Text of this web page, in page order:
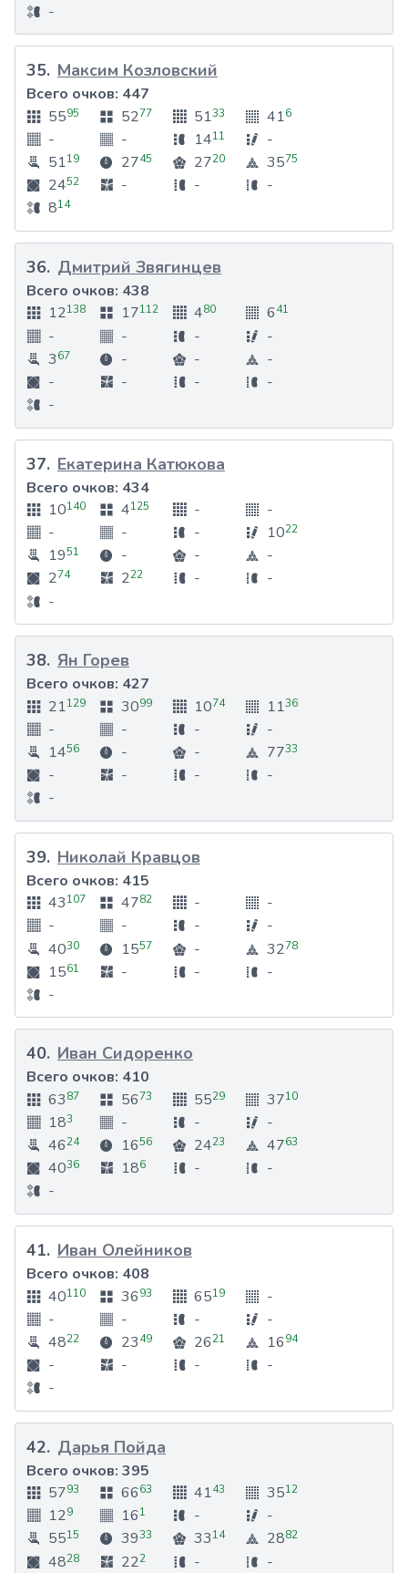
-
35. Максим Козловский
Всего очков: 447
5595 5277 5133 416
- - 1411
-
5119 2745 2720 3575
2452 - -
-
814
36. Дмитрий Звягинцев
Всего очков: 438
12138 17112 480 641
- - -
-
367 - -
-
-
- -
-
-
37. Екатерина Катюкова
Всего очков: 434
10140 4125 -
-
-
- - 1022
1951 - -
-
274 222 -
-
-
38. Ян Горев
Всего очков: 427
21129 3099 1074 1136
- - -
-
1456 - - 7733
- - -
-
-
39. Николай Кравцов
Всего очков: 415
43107 4782 -
-
-
- -
-
4030 1557 - 3278
1561 - -
-
-
40. Иван Сидоренко
Всего очков: 410
6387 5673 5529 3710
183 - -
-
4624 1656 2423 4763
4036 186 -
-
-
41. Иван Олейников
Всего очков: 408
40110 3693 6519
-
-
- -
-
4822 2349 2621 1694
- - -
-
-
42. Дарья Пойда
Всего очков: 395
5793 6663 4143 3512
129 161 -
-
5515 3933 3314 2882
4828 222 -
-